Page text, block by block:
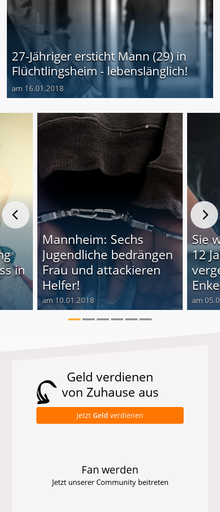
27-Jähriger ersticht Mann (29) in
Flüchtlingsheim - lebenslänglich!
am 16.01.2018
in
Mannheim: Sechs
Jugendliche bedrängen
Frau und attackieren
Helfer!
am 10.01.2018
Sie
12
am
Geld verdienen
von Zuhause aus
Jetzt Geld verdienen
Fan werden
Jetzt unserer Community beitreten